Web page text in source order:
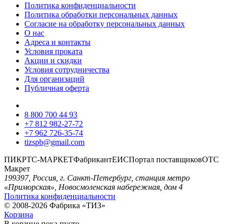
Политика конфиденциальности
Политика обработки персональных данных
Согласие на обработку персональных данных
О нас
Адреса и контакты
Условия проката
Акции и скидки
Условия сотрудничества
Для организаций
Публичная оферта
8 800 700 44 93
+7 812 982-27-72
+7 962 726-35-74
tizspb@gmail.com
ПИКРТС-МАРКЕТФабрикантЕИСПортал поставщиковОТС
Макрет
199397, Россия, г. Санкт-Петербург, станция метро
«Приморская», Новосмоленская набережная, дом 4
Политика конфиденциальности
© 2008-2026 Фабрика «ТИЗ»
Корзина